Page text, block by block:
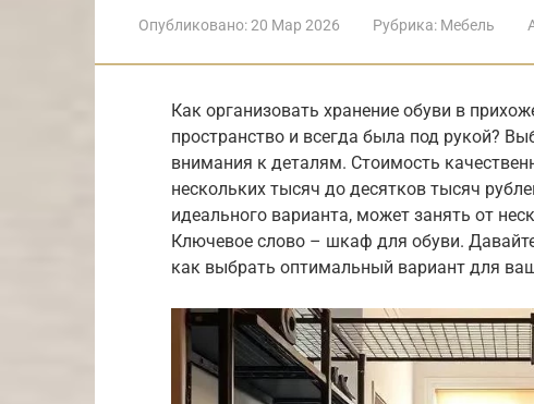
Опубликовано:20 Мар 2026 Рубрика: Мебель
Как организовать хранение обуви в
пространство и всегда была под рукой?
внимания к деталям. Стоимость
нескольких тысяч до десятков тысяч
идеального варианта, может занять от
Ключевое слово – шкаф для обуви.
как выбрать оптимальный вариант для